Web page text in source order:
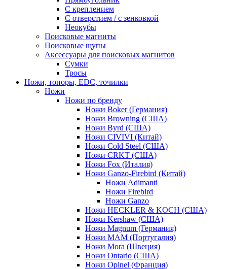
С креплением
С отверстием / с зенковкой
Неокубы
Поисковые магниты
Поисковые щупы
Аксессуары для поисковых магнитов
Сумки
Тросы
Ножи, топоры, EDC, точилки
Ножи
Ножи по бренду
Ножи Boker (Германия)
Ножи Browning (США)
Ножи Byrd (США)
Ножи CIVIVI (Китай)
Ножи Cold Steel (США)
Ножи CRKT (США)
Ножи Fox (Италия)
Ножи Ganzo-Firebird (Китай)
Ножи Adimanti
Ножи Firebird
Ножи Ganzo
Ножи HECKLER & KOCH (США)
Ножи Kershaw (США)
Ножи Magnum (Германия)
Ножи MAM (Португалия)
Ножи Mora (Швеция)
Ножи Ontario (США)
Ножи Opinel (Франция)